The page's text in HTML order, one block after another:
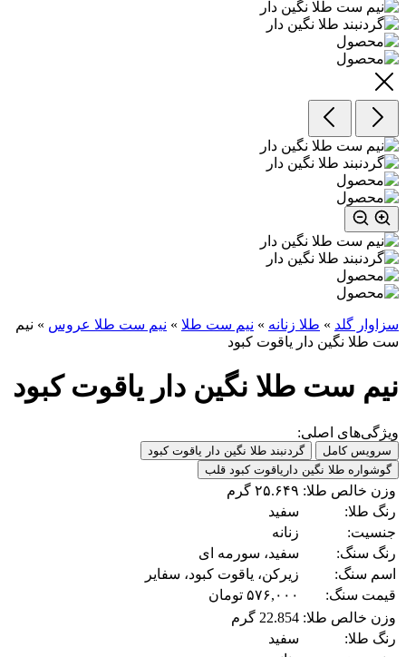
سزاوار گلد » طلا زنانه » نیم ست طلا » نیم ست طلا عروس » نیم
ست طلا نگین دار یاقوت کبود
نیم ست طلا نگین دار یاقوت کبود
ویژگی‌های اصلی:
سرویس کامل
گردنبند طلا نگین دار یاقوت کبود
گوشواره طلا نگین داریاقوت کبود قلب
وزن خالص طلا: ۲۵.۶۴۹ گرم
رنگ طلا:
سفید
جنسیت:
زنانه
رنگ سنگ:
سفید، سورمه ای
اسم سنگ:
زیرکن، یاقوت کبود، سفایر
قیمت سنگ:
۵۷۶,۰۰۰ تومان
وزن خالص طلا: 22.854 گرم
رنگ طلا:
سفید